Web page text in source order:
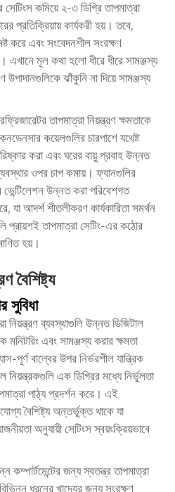
কমিয়ে ২-৩ ডিগ্রি তাপমাত্রা
প্রতিক্রিয়ায় কার্যকরী হয়। তবে,
করে এবং সংবেদনশীল সংরক্ষণ
এখানে মূল কথা হলো ধীরে ধীরে সামঞ্জস্য
ঝাঁকুনি না দিয়ে সামঞ্জস্য
তাপমাত্রা নিয়ন্ত্রণ ক্ষমতাকে
কয়েলগুলির চারপাশে যথেষ্ট
করা এবং ঘরের বায়ু প্রবাহ উন্নত
ওপর চাপ কমায়। ফ্যানগুলির
উন্নত করা পরিবেশগত
যা আদর্শ শীতলীকরণ কার্যকারিতা সমর্থন
প্রায়শই তাপমাত্রা সেটিং-এর কঠোর
হয়।
বৈশিষ্ট্য
সুবিধা
নিয়ন্ত্রণ ব্যবস্থাগুলি উন্নত ডিজিটাল
এবং সামঞ্জস্য করার ক্ষমতা
পূর্ণ বাল্বের উপর নির্ভরশীল যান্ত্রিক
নিয়ন্ত্রকগুলি এক ডিগ্রির মধ্যে নির্ভুলতা
পাঠ্য প্রদর্শন করে। এই
বৈশিষ্ট্য অন্তর্ভুক্ত থাকে যা
অনুযায়ী সেটিংস স্বয়ংক্রিয়ভাবে
কম্পার্টমেন্টের জন্য স্বতন্ত্র তাপমাত্রা
ধরনের খাদ্যের জন্য সংরক্ষণ